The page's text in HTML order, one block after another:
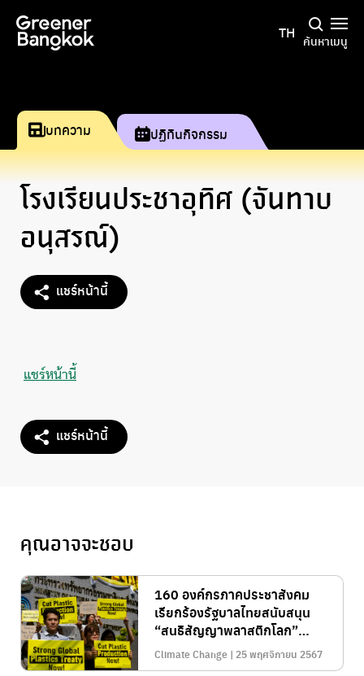
TH ค้นหาเมนู
บทความ ปฏิทินกิจกรรม
โรงเรียนประชาอุทิศ (จันทาบ
อนุสรณ์)
แชร์หน้านี้
แชร์หน้านี้
แชร์หน้านี้
คุณอาจจะชอบ
160 องค์กรภาคประชาสังคม
เรียกร้องรัฐบาลไทยสนับสนุน
“สนธิสัญญาพลาสติกโลก”
ควบคุมการผลิต-ยุติมลพิษ
พลาสติกตลอดวงจรชีวิต
Climate Change | 25 พฤศจิกายน 2567